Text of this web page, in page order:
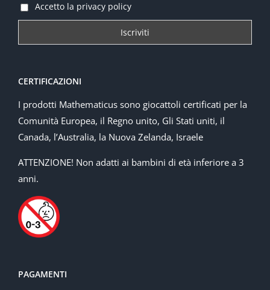
Accetto la privacy policy
CERTIFICAZIONI
I prodotti Mathematicus sono giocattoli certificati per la
Comunità Europea, il Regno unito, Gli Stati uniti, il
Canada, l’Australia, la Nuova Zelanda, Israele
ATTENZIONE! Non adatti ai bambini di età inferiore a 3
anni.
PAGAMENTI